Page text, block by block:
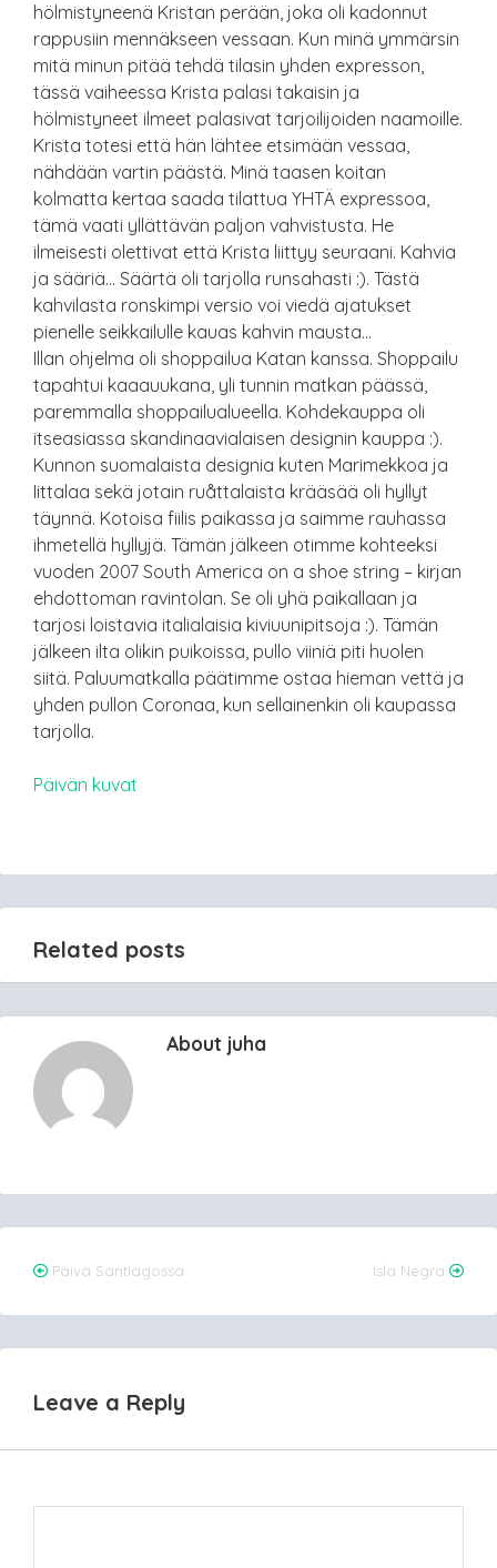
hölmistyneenä Kristan perään, joka oli kadonnut
rappusiin mennäkseen vessaan. Kun minä ymmärsin
mitä minun pitää tehdä tilasin yhden expresson,
tässä vaiheessa Krista palasi takaisin ja
hölmistyneet ilmeet palasivat tarjoilijoiden naamoille.
Krista totesi että hän lähtee etsimään vessaa,
nähdään vartin päästä. Minä taasen koitan
kolmatta kertaa saada tilattua YHTÄ expressoa,
tämä vaati yllättävän paljon vahvistusta. He
ilmeisesti olettivat että Krista liittyy seuraani. Kahvia
ja sääriä… Säärtä oli tarjolla runsahasti :). Tästä
kahvilasta ronskimpi versio voi viedä ajatukset
pienelle seikkailulle kauas kahvin mausta…
Illan ohjelma oli shoppailua Katan kanssa. Shoppailu
tapahtui kaaauukana, yli tunnin matkan päässä,
paremmalla shoppailualueella. Kohdekauppa oli
itseasiassa skandinaavialaisen designin kauppa :).
Kunnon suomalaista designia kuten Marimekkoa ja
Iittalaa sekä jotain ruåttalaista krääsää oli hyllyt
täynnä. Kotoisa fiilis paikassa ja saimme rauhassa
ihmetellä hyllyjä. Tämän jälkeen otimme kohteeksi
vuoden 2007 South America on a shoe string – kirjan
ehdottoman ravintolan. Se oli yhä paikallaan ja
tarjosi loistavia italialaisia kiviuunipitsoja :). Tämän
jälkeen ilta olikin puikoissa, pullo viiniä piti huolen
siitä. Paluumatkalla päätimme ostaa hieman vettä ja
yhden pullon Coronaa, kun sellainenkin oli kaupassa
tarjolla.
Päivän kuvat
Related posts
About juha
Post
navigation
Päivä Santiagossa Isla Negra
Leave a Reply